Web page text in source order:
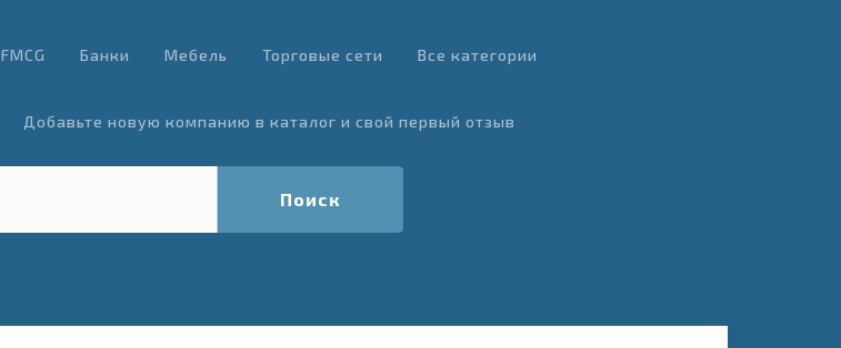
FMCG Банки Мебель Торговые сети Все категории
Добавьте новую компанию в каталог и свой первый отзыв
Поиск